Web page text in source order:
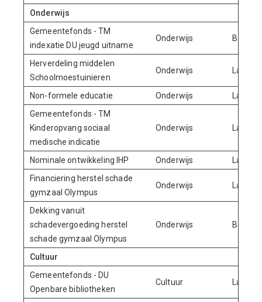
Onderwijs
Gemeentefonds - TM
indexatie DU jeugd uitname
Onderwijs Baten
Herverdeling middelen
Schoolmoestuinieren
Onderwijs Lasten
Non-formele educatie Onderwijs
Lasten
Gemeentefonds - TM
Kinderopvang sociaal
medische indicatie
Onderwijs Lasten
Nominale ontwikkeling IHP Onderwijs
Lasten
Financiering herstel schade
gymzaal Olympus
Onderwijs Lasten
Dekking vanuit
schadevergoeding herstel
schade gymzaal Olympus
Onderwijs Baten
Cultuur
Gemeentefonds - DU
Openbare bibliotheken
Cultuur Lasten